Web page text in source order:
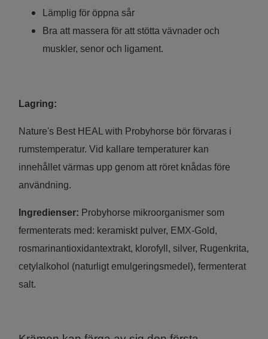
Lämplig för öppna sår
Bra att massera för att stötta vävnader och
muskler, senor och ligament.
Lagring:
Nature's Best HEAL with Probyhorse bör förvaras i
rumstemperatur. Vid kallare temperaturer kan
innehållet värmas upp genom att röret knådas före
användning.
Ingredienser: Probyhorse mikroorganismer som
fermenterats med: keramiskt pulver, EMX-Gold,
rosmarinantioxidantextrakt, klorofyll, silver, Rugenkrita,
cetylalkohol (naturligt emulgeringsmedel), fermenterat
salt.